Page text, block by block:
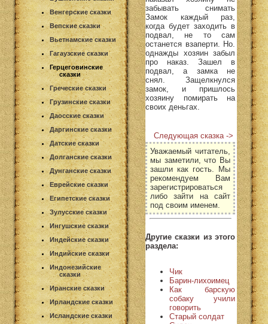
Венгерские сказки
Вепские сказки
Вьетнамские сказки
Гагаузские сказки
Герцеговинские
сказки
Греческие сказки
Грузинские сказки
Даосские сказки
Даргинские сказки
Датские сказки
Долганские сказки
Дунганские сказки
Еврейские сказки
Египетские сказки
Зулусские сказки
Ингушские сказки
Индейские сказки
Индийские сказки
Индонезийские
сказки
Иранские сказки
Ирландские сказки
Исландские сказки
забывать снимать
Замок каждый раз,
когда будет заходить в
подвал, не то сам
останется взаперти. Но.
однажды хозяин забыл
про наказ. Зашел в
подвал, а замка не
снял. Защелкнулся
замок, и пришлось
хозяину помирать на
своих деньгах.
Следующая сказка ->
Уважаемый читатель,
мы заметили, что Вы
зашли как гость. Мы
рекомендуем Вам
зарегистрироваться
либо зайти на сайт
под своим именем.
Другие сказки из этого
раздела:
Чик
Барин-лихоимец
Как барскую
собаку учили
говорить
Старый солдат